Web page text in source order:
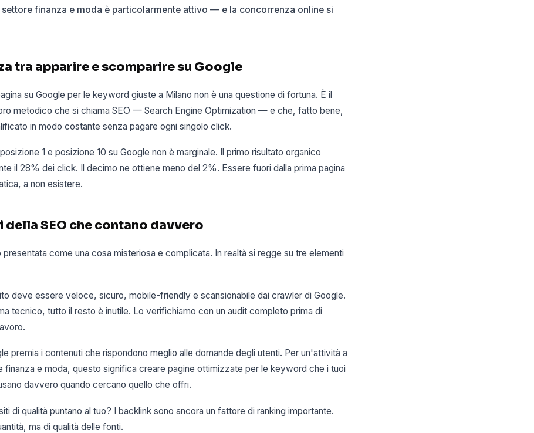
finanza e moda è particolarmente attivo — e la concorrenza online si
tra apparire e scomparire su Google
su Google per le keyword giuste a Milano non è una questione di fortuna. È il
metodico che si chiama SEO — Search Engine Optimization — e che, fatto bene,
in modo costante senza pagare ogni singolo click.
1 e posizione 10 su Google non è marginale. Il primo risultato organico
il 28% dei click. Il decimo ne ottiene meno del 2%. Essere fuori dalla prima pagina
a non esistere.
della SEO che contano davvero
presentata come una cosa misteriosa e complicata. In realtà si regge su tre elementi
deve essere veloce, sicuro, mobile-friendly e scansionabile dai crawler di Google.
tecnico, tutto il resto è inutile. Lo verifichiamo con un audit completo prima di
premia i contenuti che rispondono meglio alle domande degli utenti. Per un'attività a
finanza e moda, questo significa creare pagine ottimizzate per le keyword che i tuoi
davvero quando cercano quello che offri.
di qualità puntano al tuo? I backlink sono ancora un fattore di ranking importante.
ma di qualità delle fonti.